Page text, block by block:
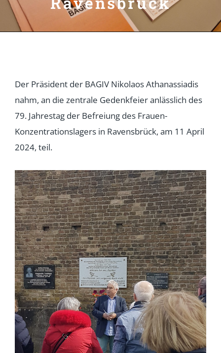
Der Präsident der BAGIV Nikolaos Athanassiadis
nahm, an die zentrale Gedenkfeier anlässlich des
79. Jahrestag der Befreiung des Frauen-
Konzentrationslagers in Ravensbrück, am 11 April
2024, teil.